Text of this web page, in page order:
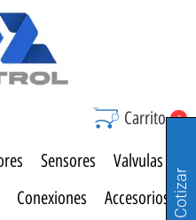
Carrito 0
Sensores
Valvulas
Conexiones
Accesorios Cotizar